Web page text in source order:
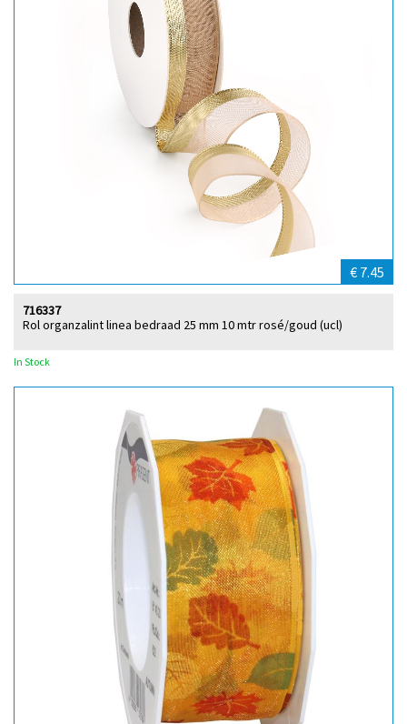
€ 7.45
Rol organzalint linea bedraad 25 mm 10 mtr rosé/goud (ucl)
716337
In Stock